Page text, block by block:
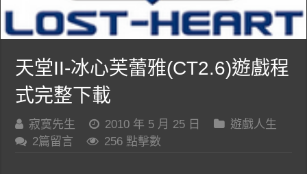
天堂II-冰心芙蕾雅(CT2.6)遊戲程
式完整下載
寂寞先生 2010 年 5 月 25 日
遊戲人生
2篇留言
256 點擊數